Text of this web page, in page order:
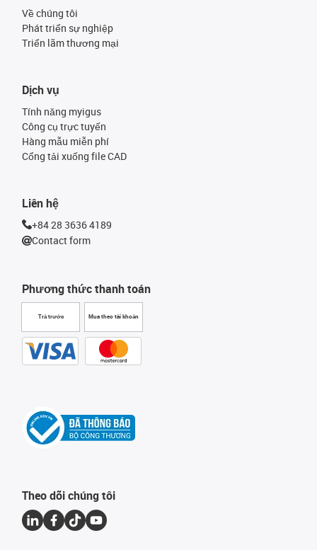
Về chúng tôi
Phát triển sự nghiệp
Triển lãm thương mại
Phương thức thanh toán
Trả trước Mua theo tài khoản
Dịch vụ
Tính năng myigus
Công cụ trực tuyến
Hàng mẫu miễn phí
Cổng tải xuống file CAD
Liên hệ
+84 28 3636 4189
Contact form
Theo dõi chúng tôi